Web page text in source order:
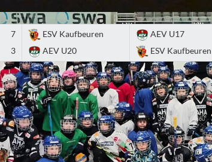
7
3
ESV Kaufbeuren
AEV U20
AEV U17
ESV Kaufbeuren